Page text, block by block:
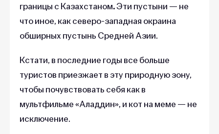
границы с Казахстаном.Эти пустыни — не
что иное, как северо-западная окраина
обширных пустынь Средней Азии.
Кстати, в последние годы все больше
туристов приезжает в эту природную зону,
чтобы почувствовать себя как в
мультфильме «Аладдин», и кот на меме — не
исключение.